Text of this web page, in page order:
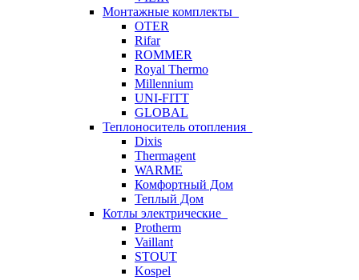
Монтажные комплекты
OTER
Rifar
ROMMER
Royal Thermo
Millennium
UNI-FITT
GLOBAL
Теплоноситель отопления
Dixis
Thermagent
WARME
Комфортный Дом
Теплый Дом
Котлы электрические
Protherm
Vaillant
STOUT
Kospel